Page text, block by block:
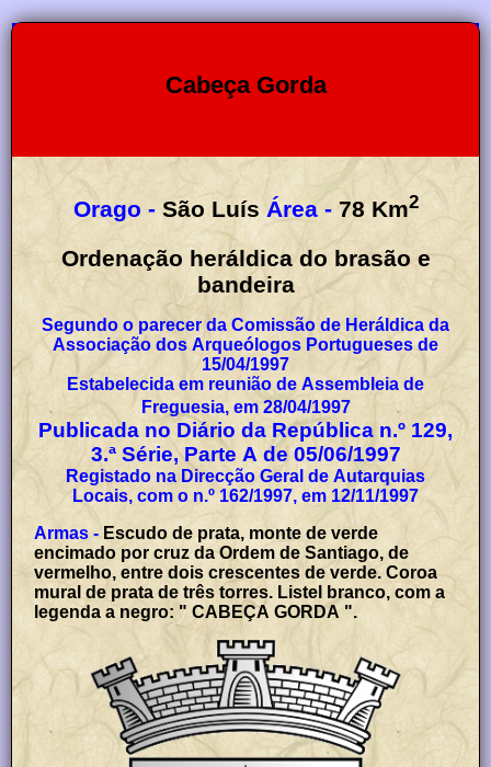
Cabeça Gorda
Orago - São Luís Área - 78 Km2
Ordenação heráldica do brasão e
bandeira
Segundo o parecer da Comissão de Heráldica da
Associação dos Arqueólogos Portugueses de
15/04/1997
Estabelecida em reunião de Assembleia de
Freguesia, em 28/04/1997
Publicada no Diário da República n.º 129,
3.ª Série, Parte A de 05/06/1997
Registado na Direcção Geral de Autarquias
Locais, com o n.º 162/1997, em 12/11/1997
Armas - Escudo de prata, monte de verde
encimado por cruz da Ordem de Santiago, de
vermelho, entre dois crescentes de verde. Coroa
mural de prata de três torres. Listel branco, com a
legenda a negro: " CABEÇA GORDA ".